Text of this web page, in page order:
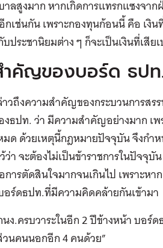
าลสูงมาก หากเกิดการแทรกแซงจา
เช่นกัน เพราะกองทุนก้อนนี้ คือ เงิ
ประชานิยมต่าง ๆ ก็จะเป็นเงินที่เสีย
ำคัญของบอร์ด ธป
วถึงความสำคัญของกระบวนการส
งธปท. ว่า มีความสำคัญอย่างมาก เ
มด ด้วยเหตุนี้กฎหมายปัจจุบัน จึงก
ว่า จะต้องไม่เป็นข้าราชการในปัจจุ
ารตัดสินใจมากจนเกินไป เพราะห
อร์ดธปท.ที่มีความคิดคล้ายกันเข้ามา
นง.ครบวาระในอีก 2 ปีข้างหน้า บอ
นคนนอกอีก 4 คนด้วย”